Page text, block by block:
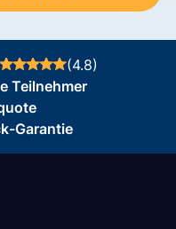
(4.8)
Teilnehmer
Garantie